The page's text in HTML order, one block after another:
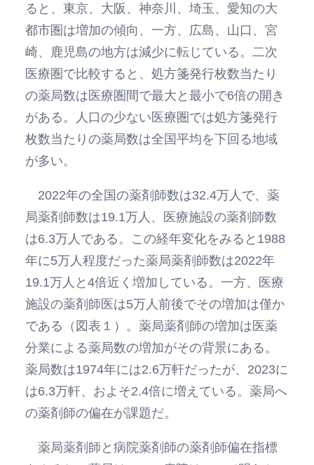
ると、東京、大阪、神奈川、埼玉、愛知の大
都市圏は増加の傾向、一方、広島、山口、宮
崎、鹿児島の地方は減少に転じている。二次
医療圏で比較すると、処方箋発行枚数当たり
の薬局数は医療圏間で最大と最小で6倍の開き
がある。人口の少ない医療圏では処方箋発行
枚数当たりの薬局数は全国平均を下回る地域
が多い。
2022年の全国の薬剤師数は32.4万人で、薬
局薬剤師数は19.1万人、医療施設の薬剤師数
は6.3万人である。この経年変化をみると1988
年に5万人程度だった薬局薬剤師数は2022年
19.1万人と4倍近く増加している。一方、医療
施設の薬剤師医は5万人前後でその増加は僅か
である（図表１）。薬局薬剤師の増加は医薬
分業による薬局数の増加がその背景にある。
薬局数は1974年には2.6万軒だったが、2023に
は6.3万軒、およそ2.4倍に増えている。薬局へ
の薬剤師の偏在が課題だ。
薬局薬剤師と病院薬剤師の薬剤師偏在指標